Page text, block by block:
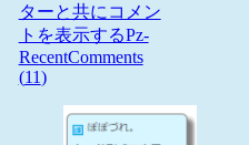
ターと共にコメン
トを表示するPz-
RecentComments
(11)